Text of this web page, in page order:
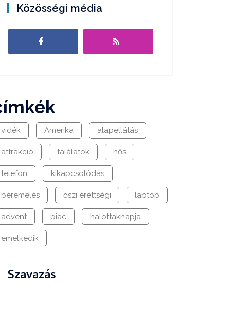
Közösségi média
vidék Amerika alapellátás
attrakció találatok hős
telefon kikapcsolódás
béremelés őszi érettségi laptop
advent piac halottaknapja
emelkedik
Szavazás